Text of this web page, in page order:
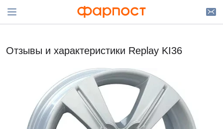
Отзывы и характеристики Replay KI36